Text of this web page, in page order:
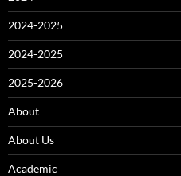
2024-2025
2024-2025
2025-2026
About
About Us
Academic